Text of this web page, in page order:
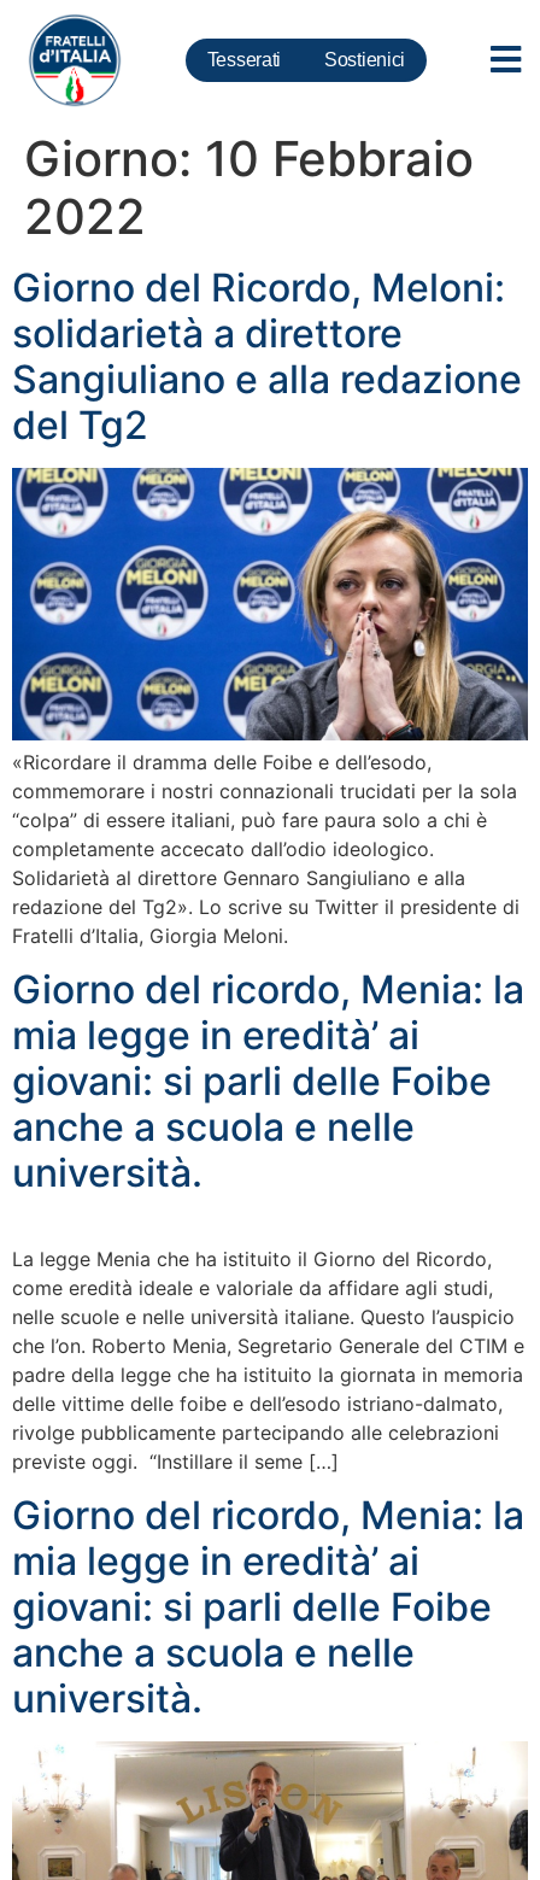
Tesserati Sostienici
Giorno: 10 Febbraio
2022
Giorno del Ricordo, Meloni:
solidarietà a direttore
Sangiuliano e alla redazione
del Tg2
«Ricordare il dramma delle Foibe e dell’esodo,
commemorare i nostri connazionali trucidati per la sola
“colpa” di essere italiani, può fare paura solo a chi è
completamente accecato dall’odio ideologico.
Solidarietà al direttore Gennaro Sangiuliano e alla
redazione del Tg2». Lo scrive su Twitter il presidente di
Fratelli d’Italia, Giorgia Meloni.
Giorno del ricordo, Menia: la
mia legge in eredità’ ai
giovani: si parli delle Foibe
anche a scuola e nelle
università.
La legge Menia che ha istituito il Giorno del Ricordo,
come eredità ideale e valoriale da affidare agli studi,
nelle scuole e nelle università italiane. Questo l’auspicio
che l’on. Roberto Menia, Segretario Generale del CTIM e
padre della legge che ha istituito la giornata in memoria
delle vittime delle foibe e dell’esodo istriano-dalmato,
rivolge pubblicamente partecipando alle celebrazioni
previste oggi. “Instillare il seme […]
Giorno del ricordo, Menia: la
mia legge in eredità’ ai
giovani: si parli delle Foibe
anche a scuola e nelle
università.